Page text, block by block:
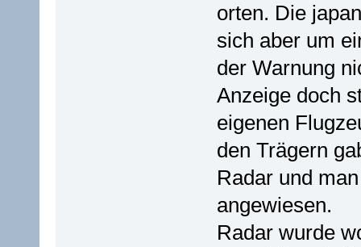
orten. Die
sich aber um
der Warnung
Anzeige doch
eigenen
den Trägern
Radar und
angewiesen.
Radar wurde